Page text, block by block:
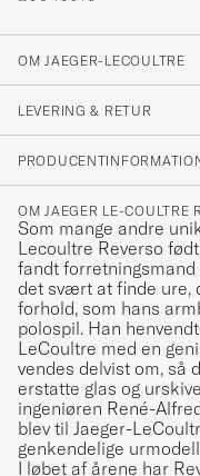
OM JAEGER-LECOULTRE
LEVERING & RETUR
OM JAEGER LE-COULTRE
Som mange andre
Lecoultre Reverso
fandt forretningsmand
det svært at finde ure,
forhold, som hans
polospil. Han
LeCoultre med en
vendes delvist om, så
erstatte glas og
ingeniøren René-
blev til Jaeger-
genkendelige
I løbet af årene har